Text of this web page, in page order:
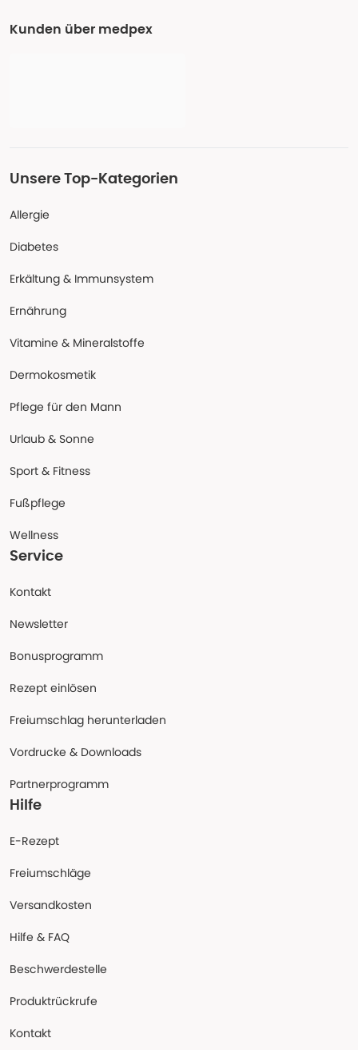
Kunden über medpex
Unsere Top-Kategorien
Allergie
Diabetes
Erkältung & Immunsystem
Ernährung
Vitamine & Mineralstoffe
Dermokosmetik
Pflege für den Mann
Urlaub & Sonne
Sport & Fitness
Fußpflege
Wellness
Service
Kontakt
Newsletter
Bonusprogramm
Rezept einlösen
Freiumschlag herunterladen
Vordrucke & Downloads
Partnerprogramm
Hilfe
E-Rezept
Freiumschläge
Versandkosten
Hilfe & FAQ
Beschwerdestelle
Produktrückrufe
Kontakt